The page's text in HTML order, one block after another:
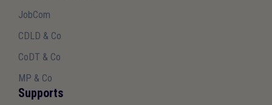
JobCom
CDLD & Co
CoDT & Co
MP & Co
Supports